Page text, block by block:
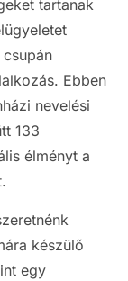
tartanak
Ebben
nevelési
133
élményt a
készülő
egy